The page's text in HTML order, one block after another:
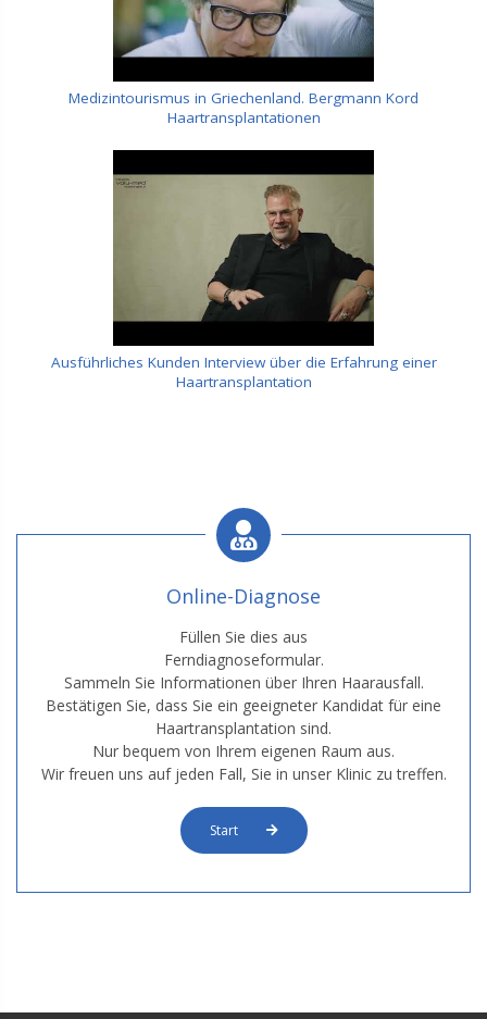
Medizintourismus in Griechenland. Bergmann Kord
Haartransplantationen
Ausführliches Kunden Interview über die Erfahrung einer
Haartransplantation
Online-Diagnose
Füllen Sie dies aus
Ferndiagnoseformular.
Sammeln Sie Informationen über Ihren Haarausfall.
Bestätigen Sie, dass Sie ein geeigneter Kandidat für eine
Haartransplantation sind.
Nur bequem von Ihrem eigenen Raum aus.
Wir freuen uns auf jeden Fall, Sie in unser Klinic zu treffen.
Start